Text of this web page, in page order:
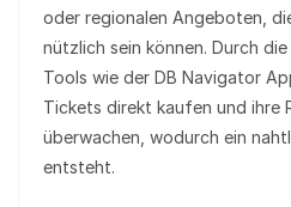
oder regionalen Angeboten,
nützlich sein können. Durch
Tools wie der DB Navigator
Tickets direkt kaufen und ihre
überwachen, wodurch ein
entsteht.